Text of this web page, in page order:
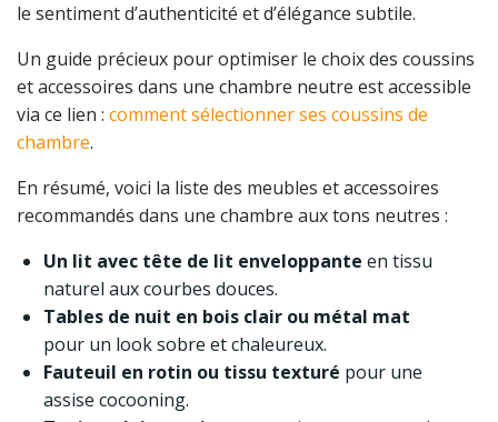
le sentiment d’authenticité et d’élégance subtile.
Un guide précieux pour optimiser le choix des coussins
et accessoires dans une chambre neutre est accessible
via ce lien : comment sélectionner ses coussins de
chambre.
En résumé, voici la liste des meubles et accessoires
recommandés dans une chambre aux tons neutres :
Un lit avec tête de lit enveloppante en tissu
naturel aux courbes douces.
Tables de nuit en bois clair ou métal mat
pour un look sobre et chaleureux.
Fauteuil en rotin ou tissu texturé pour une
assise cocooning.